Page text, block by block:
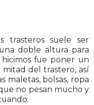
trasteros suele ser
doble altura para
fue poner un
del trastero, así
maletas, bolsas, ropa
no pesan mucho y